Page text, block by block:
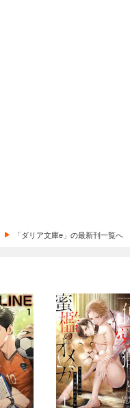
「ダリア文庫e」の最新刊一覧へ